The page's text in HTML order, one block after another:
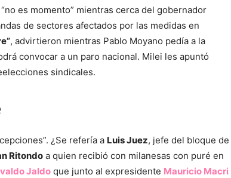
es momento” mientras cerca del gobernador
de sectores afectados por las medidas en
, advirtieron mientras Pablo Moyano pedía a la
convocar a un paro nacional. Milei les apuntó
sindicales.
¿Se refería a Luis Juez, jefe del bloque de
Ritondo a quien recibió con milanesas con puré en
Jaldo que junto al expresidente Mauricio Macri